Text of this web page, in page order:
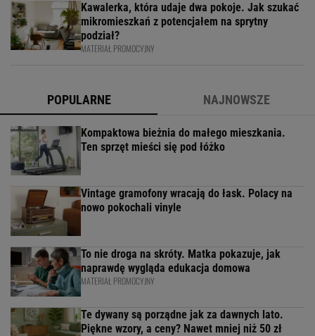
Kawalerka, która udaje dwa pokoje. Jak szukać
mikromieszkań z potencjałem na sprytny
podział?
MATERIAŁ PROMOCYJNY
POPULARNE NAJNOWSZE
Kompaktowa bieżnia do małego mieszkania.
Ten sprzęt mieści się pod łóżko
Vintage gramofony wracają do łask. Polacy na
nowo pokochali vinyle
To nie droga na skróty. Matka pokazuje, jak
naprawdę wygląda edukacja domowa
MATERIAŁ PROMOCYJNY
Te dywany są porządne jak za dawnych lato.
Piękne wzory, a ceny? Nawet mniej niż 50 zł